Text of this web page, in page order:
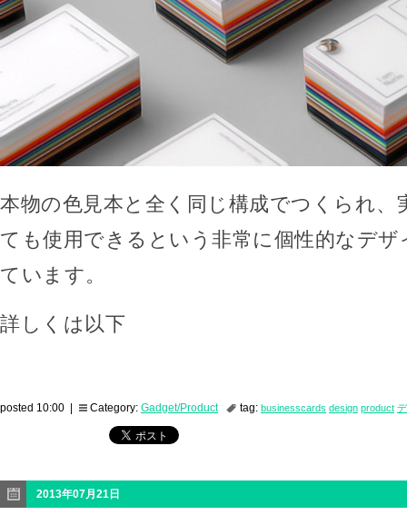
本物の色見本と全く同じ構成でつくられ、
ても使用できるという非常に個性的なデ
ています。
詳しくは以下
posted 10:00 | Category: Gadget/Product tag: businesscards design product
2013年07月21日